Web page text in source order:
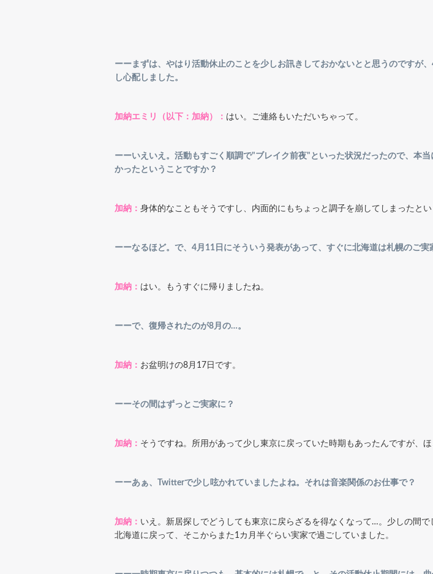
ーーまずは、やはり活動休止のことを少しお訊きしておかないとと思うのですが
し心配しました。
加納エミリ（以下：加納）： はい。ご連絡もいただいちゃって。
ーーいえいえ。活動もすごく順調で"ブレイク前夜"といった状況だったので、本
かったということですか？
加納： 身体的なこともそうですし、内面的にもちょっと調子を崩してしまったとい
ーーなるほど。で、4月11日にそういう発表があって、すぐに北海道は札幌のご実
加納： はい。もうすぐに帰りましたね。
ーーで、復帰されたのが8月の…。
加納： お盆明けの8月17日です。
ーーその間はずっとご実家に？
加納： そうですね。所用があって少し東京に戻っていた時期もあったんですが、
ーーあぁ、Twitterで少し呟かれていましたよね。それは音楽関係のお仕事で？
加納： いえ。新居探しでどうしても東京に戻らざるを得なくなって…。少しの間
北海道に戻って、そこからまた1カ月半ぐらい実家で過ごしていました。